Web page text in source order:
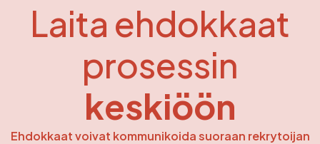
Laita ehdokkaat
prosessin
keskiöön
Ehdokkaat voivat kommunikoida suoraan rekrytoijan